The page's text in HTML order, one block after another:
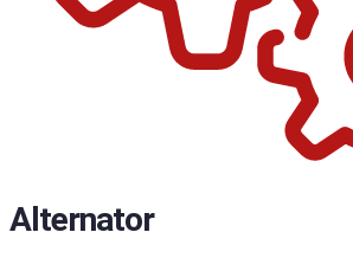
Alternator